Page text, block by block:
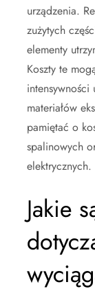
urządzenia.
zużytych
elementy
Koszty te
materiałów
pamiętać o
spalinowych
elektrycznych.
Jakie